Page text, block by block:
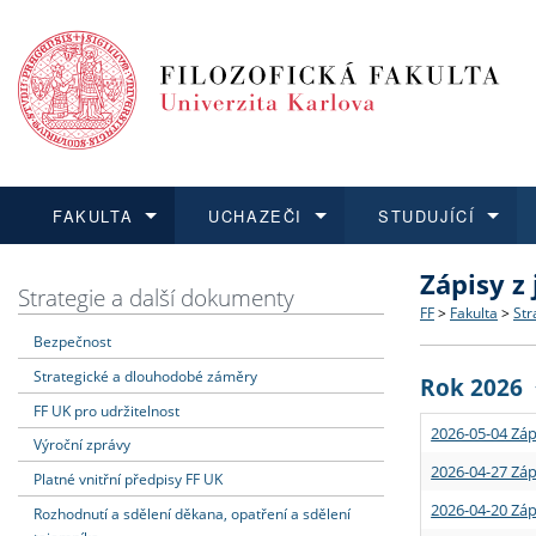
FAKULTA
Dozvědět se více
Struktura
Strategie
Podpora
UCHAZEČI
Podat přihlášku
Co
Učitelské
STUDUJÍCÍ
Dozvědět se více
Rigorózní
Dozvědět se více
O vědě a
Granty a
Dozvědět se více
Aktuální
Strategie a další dokumenty
Bezpečnost
Strategické a dlouhodobé záměry
FF UK pro udržitelnost
Výroční zprávy
Platné vnitřní předpisy FF UK
Rozhodnutí a sdělení děkana, opatření a sdělení
Zápisy
FF > Fakulta >
Rok 2026
2026-05-04
2026-04-27
2026-04-20